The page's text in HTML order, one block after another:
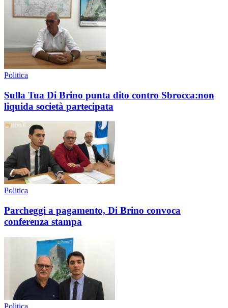
Politica
Sulla Tua Di Brino punta dito contro Sbrocca:non
liquida società partecipata
Politica
Parcheggi a pagamento, Di Brino convoca
conferenza stampa
Politica